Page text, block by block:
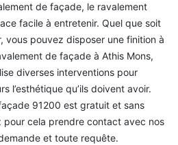
de façade, le ravalement
facile à entretenir. Quel que soit
vous pouvez disposer une finition à
de façade à Athis Mons,
diverses interventions pour
l’esthétique qu’ils doivent avoir.
91200 est gratuit et sans
pour cela prendre contact avec nos
et toute requête.